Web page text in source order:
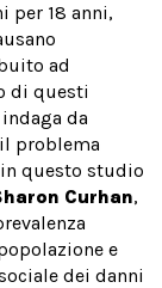
per 18 anni,
ad
di questi
da
problema
questo studio
Curhan,
e
dei danni